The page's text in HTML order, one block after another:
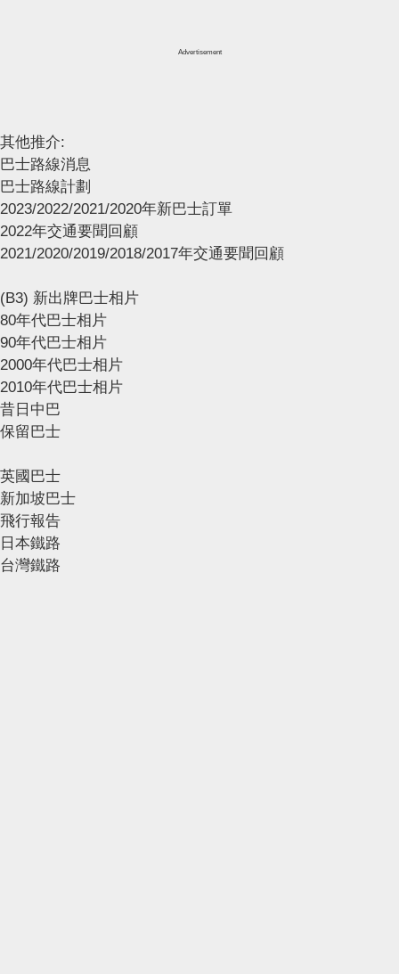
Advertisement
其他推介:
巴士路線消息
巴士路線計劃
2023/2022/2021/2020年新巴士訂單
2022年交通要聞回顧
2021/2020/2019/2018/2017年交通要聞回顧
(B3) 新出牌巴士相片
80年代巴士相片
90年代巴士相片
2000年代巴士相片
2010年代巴士相片
昔日中巴
保留巴士
英國巴士
新加坡巴士
飛行報告
日本鐵路
台灣鐵路